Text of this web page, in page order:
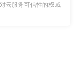
云服务可信性的权威